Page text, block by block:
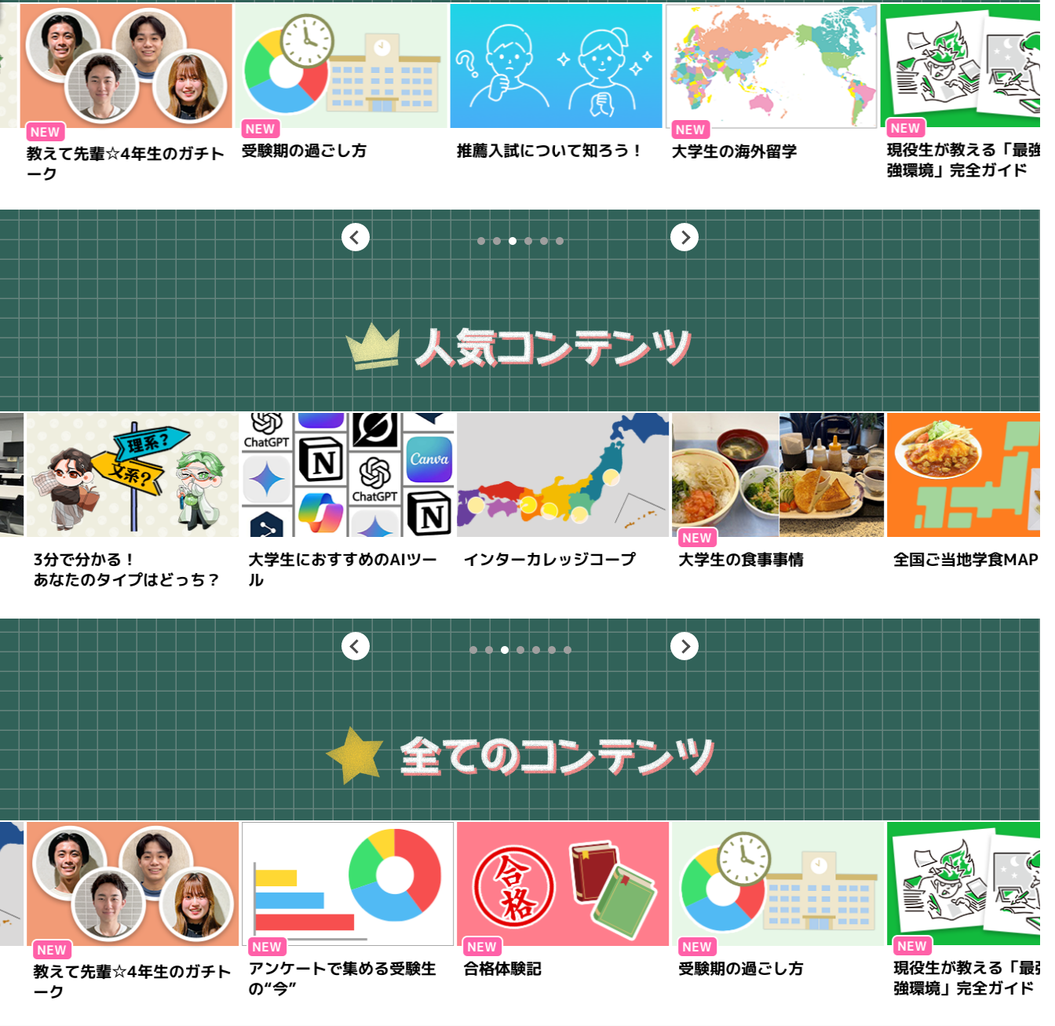
えて先輩☆4年生のガチト
受験期の過ごし方 推薦入試について知ろう！ 大学生の海外留学
現役生が教える「最強の勉
強環境」完全ガイド
1 2 3 4 5 6
で分かる！
なたのタイプはどっち？
大学生におすすめのAIツー
ル
インターカレッジコープ 大学生の食事事情 全国ご当地学食MAP
1 2 3 4 5 6 7
えて先輩☆4年生のガチト
アンケートで集める受験生
の“今”
合格体験記 受験期の過ごし方
現役生が教える「最強の勉
強環境」完全ガイド